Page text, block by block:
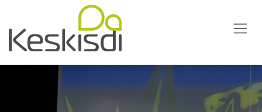
Se rendre au contenu